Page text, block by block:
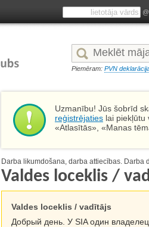
Piemēram: PVN
Uzmanību! Jūs šobrīd
reģistrējaties lai piekļūtu
«Atlasītās», «Manas
Darba likumdošana, darba attiecības. Darba
Valdes loceklis /
Valdes loceklis / vadītājs
Добрый день. У SIA один